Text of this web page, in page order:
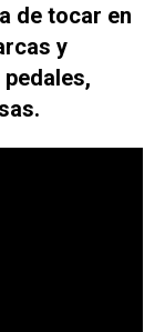
de tocar en
y